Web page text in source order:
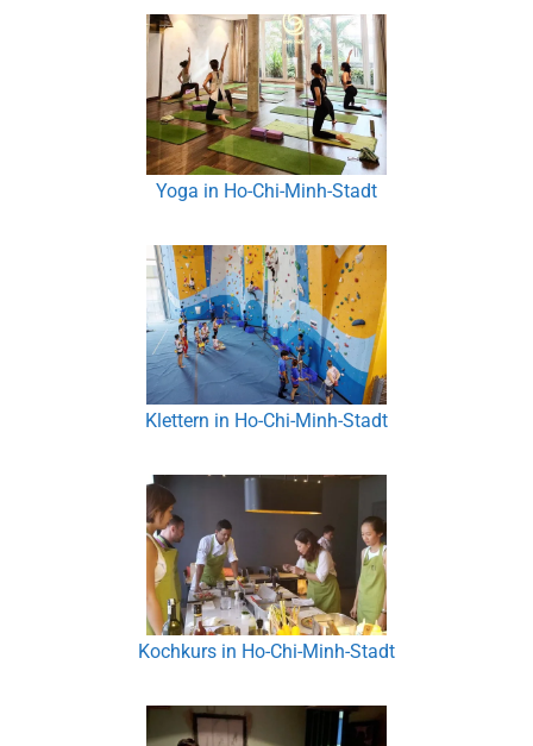
Yoga in Ho-Chi-Minh-Stadt
Klettern in Ho-Chi-Minh-Stadt
Kochkurs in Ho-Chi-Minh-Stadt